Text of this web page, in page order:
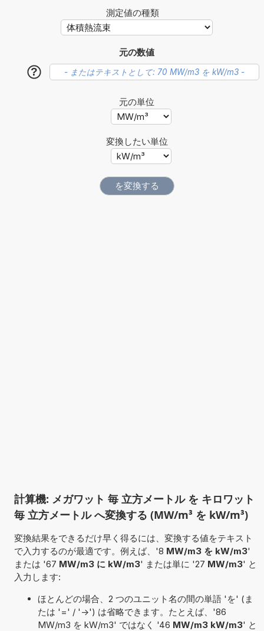
測定値の種類
元の数値
?
元の単位
変換したい単位
計算機: メガワット 毎 立方メートル を キロワット
毎 立方メートル へ変換する (MW/m³ を kW/m³)
変換結果をできるだけ早く得るには、変換する値をテキスト
で入力するのが最適です。例えば、'8 MW/m3 を kW/m3'
または '67 MW/m3 に kW/m3' または単に '27 MW/m3' と
入力します:
ほとんどの場合、2 つのユニット名の間の単語 'を' (ま
たは '=' / '->') は省略できます。たとえば、'86
MW/m3 を kW/m3' ではなく '46 MW/m3 kW/m3' と